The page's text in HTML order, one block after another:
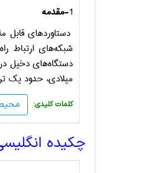
1- مقدمه
دستاوردهای
شبکه‌های ارتباط
دستگاه‌های دخیل
میلادی، حدود یک
:کلمات کلیدی
چکیده